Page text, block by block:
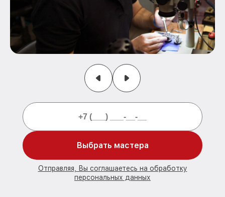
Выбрать мастера
Отправляя, Вы соглашаетесь на обработку
персональных данных